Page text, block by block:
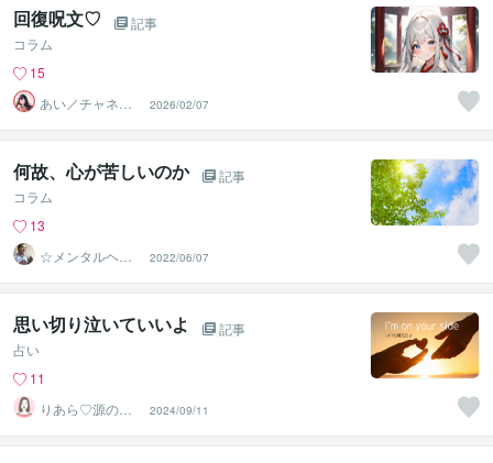
回復呪文♡
記事
コラム
15
あい／チャネリ
ングアート✨夏S
ALE
2026/02/07
何故、心が苦しいのか
記事
コラム
13
☆メンタルヘル
スナビゲーター
☆ 濵野功一
2022/06/07
思い切り泣いていいよ
記事
占い
11
りあら♡源の波
動ヒーラー
2024/09/11